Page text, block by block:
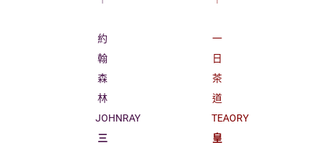
約
翰
森
林
JOHNRAY
三
一
日
茶
道
TEAORY
皇